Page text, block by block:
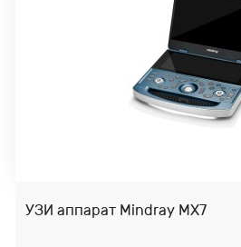
УЗИ аппарат Mindray MX7